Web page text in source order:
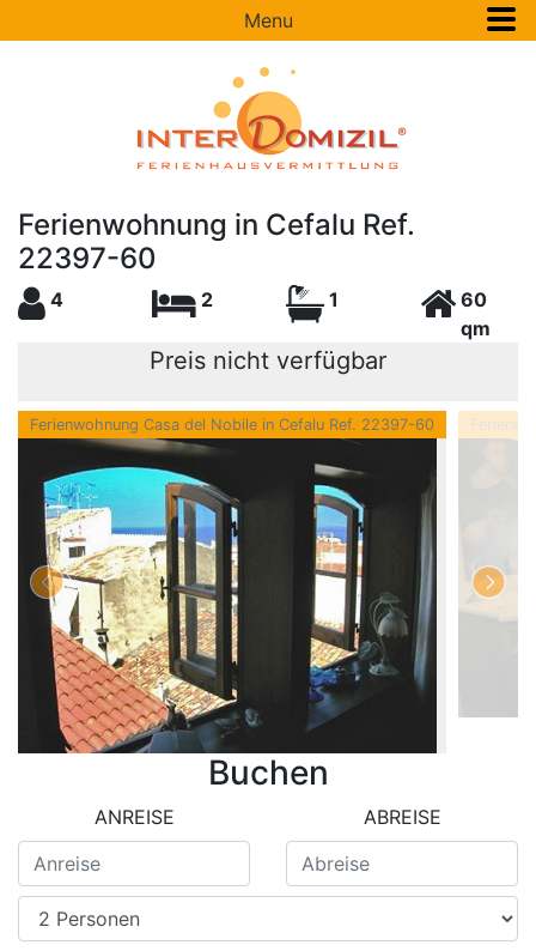
Menu
Ferienwohnung in Cefalu Ref.
22397-60
4 2 1
60
qm
Preis nicht verfügbar
Ferienwohnung Casa del Nobile in Cefalu Ref. 22397-60
Buchen
ANREISE ABREISE